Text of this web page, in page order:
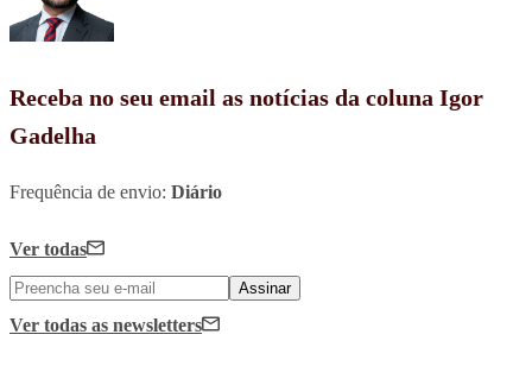
Receba no seu email as notícias da coluna Igor
Gadelha
Frequência de envio: Diário
Ver todas
Assinar
Ver todas as newsletters